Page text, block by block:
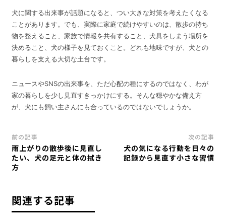
犬に関する出来事が話題になると、つい大きな対策を考えたくなる
ことがあります。でも、実際に家庭で続けやすいのは、散歩の持ち
物を整えること、家族で情報を共有すること、犬具をしまう場所を
決めること、犬の様子を見ておくこと。どれも地味ですが、犬との
暮らしを支える大切な土台です。
ニュースやSNSの出来事を、ただ心配の種にするのではなく、わが
家の暮らしを少し見直すきっかけにする。そんな穏やかな備え方
が、犬にも飼い主さんにも合っているのではないでしょうか。
前の記事
雨上がりの散歩後に見直し
たい、犬の足元と体の拭き
方
次の記事
犬の気になる行動を日々の
記録から見直す小さな習慣
関連する記事